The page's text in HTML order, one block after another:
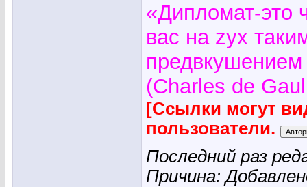
«Дипломат-это
вас на zyx
(Charles de
[Ссылки могут
пользователи.
Последний раз
Причина: